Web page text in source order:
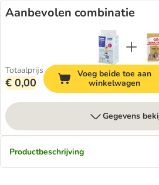
Aanbevolen combinatie
Totaalprijs
€ 0,00
Voeg beide toe aan
winkelwagen
Gegevens
Productbeschrijving